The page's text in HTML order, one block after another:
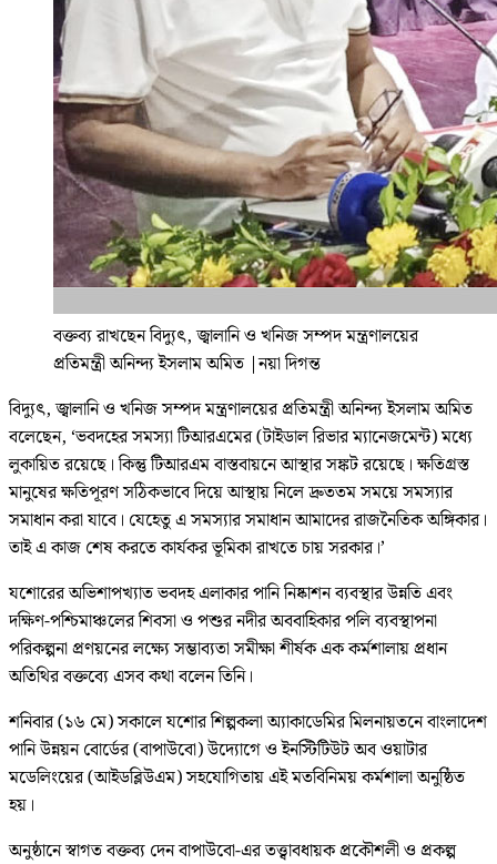
বক্তব্য রাখছেন বিদ্যুৎ, জ্বালানি ও খনিজ সম্পদ মন্ত্রণালয়ের
প্রতিমন্ত্রী অনিন্দ্য ইসলাম অমিত |নয়া দিগন্ত
বিদ্যুৎ, জ্বালানি ও খনিজ সম্পদ মন্ত্রণালয়ের প্রতিমন্ত্রী অনিন্দ্য ইসলাম অমিত
বলেছেন, ‘ভবদহের সমস্যা টিআরএমের (টাইডাল রিভার ম্যানেজমেন্ট) মধ্যে
লুকায়িত রয়েছে। কিন্তু টিআরএম বাস্তবায়নে আস্থার সঙ্কট রয়েছে। ক্ষতিগ্রস্ত
মানুষের ক্ষতিপূরণ সঠিকভাবে দিয়ে আস্থায় নিলে দ্রুততম সময়ে সমস্যার
সমাধান করা যাবে। যেহেতু এ সমস্যার সমাধান আমাদের রাজনৈতিক অঙ্গিকার।
তাই এ কাজ শেষ করতে কার্যকর ভূমিকা রাখতে চায় সরকার।’
যশোরের অভিশাপখ্যাত ভবদহ এলাকার পানি নিষ্কাশন ব্যবস্থার উন্নতি এবং
দক্ষিণ-পশ্চিমাঞ্চলের শিবসা ও পশুর নদীর অববাহিকার পলি ব্যবস্থাপনা
পরিকল্পনা প্রণয়নের লক্ষ্যে সম্ভাব্যতা সমীক্ষা শীর্ষক এক কর্মশালায় প্রধান
অতিথির বক্তব্যে এসব কথা বলেন তিনি।
শনিবার (১৬ মে) সকালে যশোর শিল্পকলা অ্যাকাডেমির মিলনায়তনে বাংলাদেশ
পানি উন্নয়ন বোর্ডের (বাপাউবো) উদ্যোগে ও ইনস্টিটিউট অব ওয়াটার
মডেলিংয়ের (আইডব্লিউএম) সহযোগিতায় এই মতবিনিময় কর্মশালা অনুষ্ঠিত
হয়।
অনুষ্ঠানে স্বাগত বক্তব্য দেন বাপাউবো-এর তত্ত্বাবধায়ক প্রকৌশলী ও প্রকল্প